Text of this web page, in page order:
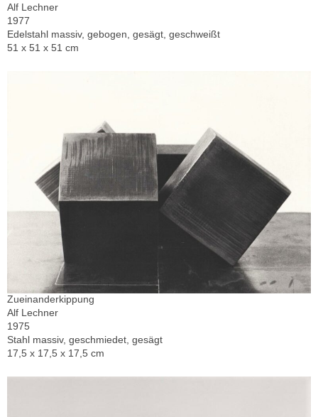
Alf Lechner
1977
Edelstahl massiv, gebogen, gesägt, geschweißt
51 x 51 x 51 cm
Zueinanderkippung
Alf Lechner
1975
Stahl massiv, geschmiedet, gesägt
17,5 x 17,5 x 17,5 cm